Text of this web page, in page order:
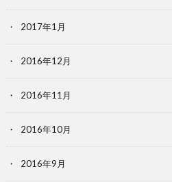
2017年1月
2016年12月
2016年11月
2016年10月
2016年9月